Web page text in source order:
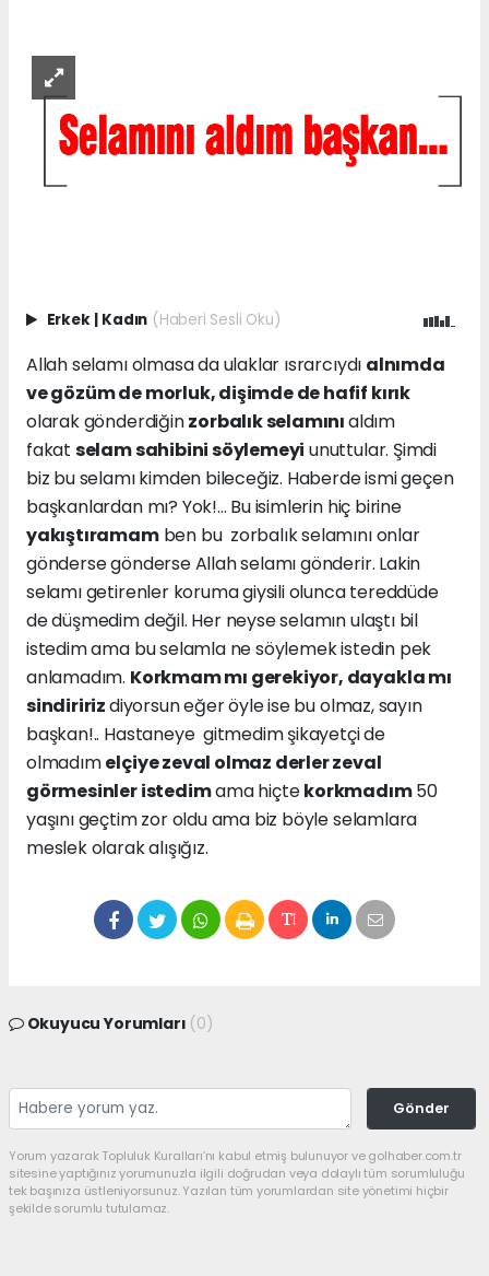
Erkek Kadın (Haberi Sesli Oku)
Allah selamı olmasa da ulaklar ısrarcıydı alnımda
ve gözüm de morluk, dişimde de hafif kırık
olarak gönderdiğinzorbalık selamınıaldım
fakat selam sahibini söylemeyi unuttular. Şimdi
biz bu selamı kimden bileceğiz. Haberde ismi geçen
başkanlardan mı? Yok!... Bu isimlerin hiç birine
yakıştıramamben bu zorbalık selamını onlar
gönderse gönderse Allah selamı gönderir. Lakin
selamı getirenler koruma giysili olunca tereddüde
de düşmedim değil. Her neyse selamın ulaştı bil
istedim ama bu selamla ne söylemek istedin pek
anlamadım. Korkmam mı gerekiyor, dayakla mı
sindiririzdiyorsun eğer öyle ise bu olmaz, sayın
başkan!.. Hastaneye gitmedim şikayetçi de
olmadımelçiye zeval olmaz derler zeval
görmesinler istedimama hiçtekorkmadım50
yaşını geçtim zor oldu ama biz böyle selamlara
meslek olarak alışığız.
Okuyucu Yorumları (0)
Gönder
Yorum yazarak Topluluk Kuralları’nı kabul etmiş bulunuyor ve golhaber.com.tr
sitesine yaptığınız yorumunuzla ilgili doğrudan veya dolaylı tüm sorumluluğu
tek başınıza üstleniyorsunuz. Yazılan tüm yorumlardan site yönetimi hiçbir
şekilde sorumlu tutulamaz.